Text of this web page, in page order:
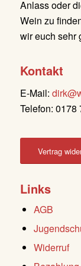
Anlass oder
Wein zu
wir euch sehr
Kontakt
E-Mail:
Telefon: 0178
Vertrag
Links
AGB
Widerruf